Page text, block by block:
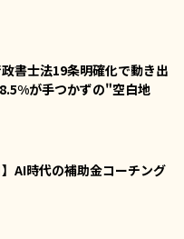
政書士法19条明確化で動き出
が手つかずの"空白地
AI時代の補助金コーチング